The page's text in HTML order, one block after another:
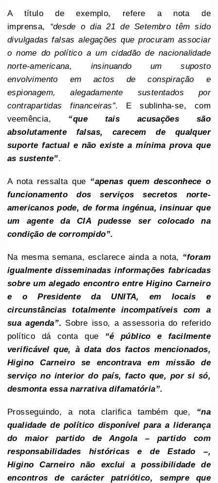
A título de exemplo, refere a nota de
imprensa, “desde o dia 21 de Setembro têm sido
divulgadas falsas alegações que procuram associar
o nome do político a um cidadão de nacionalidade
norte-americana, insinuando um suposto
envolvimento em actos de conspiração e
espionagem, alegadamente sustentados por
contrapartidas financeiras”. E sublinha-se, com
veemência, “que tais acusações são
absolutamente falsas, carecem de qualquer
suporte factual e não existe a mínima prova que
as sustente”.
A nota ressalta que “apenas quem desconhece o
funcionamento dos serviços secretos norte-
americanos pode, de forma ingénua, insinuar que
um agente da CIA pudesse ser colocado na
condição de corrompido”.
Na mesma semana, esclarece ainda a nota, “foram
igualmente disseminadas informações fabricadas
sobre um alegado encontro entre Higino Carneiro
e o Presidente da UNITA, em locais e
circunstâncias totalmente incompatíveis com a
sua agenda”. Sobre isso, a assessoria do referido
político dá conta que “é público e facilmente
verificável que, à data dos factos mencionados,
Higino Carneiro se encontrava em missão de
serviço no interior do país, facto que, por si só,
desmonta essa narrativa difamatória”.
Prosseguindo, a nota clarifica também que, “na
qualidade de político disponível para a liderança
do maior partido de Angola – partido com
responsabilidades históricas e de Estado –,
Higino Carneiro não exclui a possibilidade de
encontros de carácter patriótico, sempre que